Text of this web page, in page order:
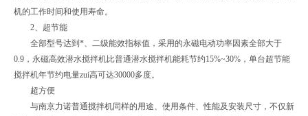
机的工作时间和使用寿命。
2、超节能
全部型号达到*、二级能效指标值，采用的永磁电动功率因素全部大于
0.9，永磁高效潜水搅拌机比普通潜水搅拌机能耗节约15%~30%，单台超节能
搅拌机年节约电量zui高可达30000多度。
超方便
与南京力诺普通搅拌机同样的用途、使用条件、性能及安装尺寸，不仅新